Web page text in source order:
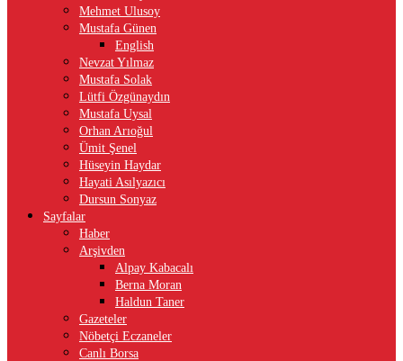
Mehmet Ulusoy
Mustafa Günen
English
Nevzat Yılmaz
Mustafa Solak
Lütfi Özgünaydın
Mustafa Uysal
Orhan Arıoğul
Ümit Şenel
Hüseyin Haydar
Hayati Asılyazıcı
Dursun Sonyaz
Sayfalar
Haber
Arşivden
Alpay Kabacalı
Berna Moran
Haldun Taner
Gazeteler
Nöbetçi Eczaneler
Canlı Borsa